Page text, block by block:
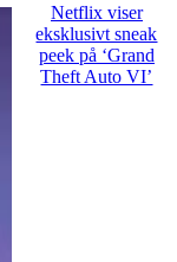
Netflix viser
eksklusivt sneak
peek på ‘Grand
Theft Auto VI’